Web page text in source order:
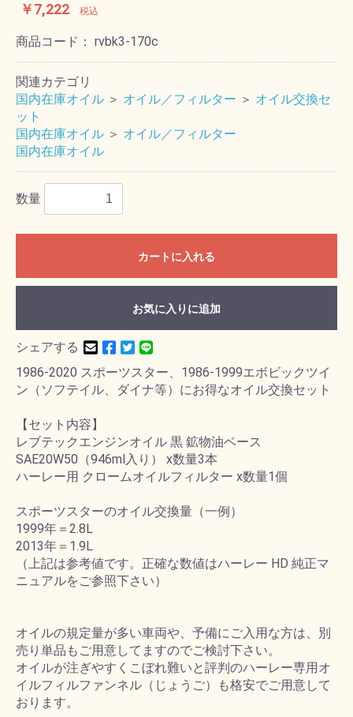
￥7,222 税込
商品コード： rvbk3-170c
関連カテゴリ
国内在庫オイル ＞ オイル／フィルター ＞ オイル交換セ
ット
国内在庫オイル ＞ オイル／フィルター
国内在庫オイル
数量
カートに入れる
お気に入りに追加
シェアする
1986-2020 スポーツスター、1986-1999エボビックツイ
ン（ソフテイル、ダイナ等）にお得なオイル交換セット
【セット内容】
レブテックエンジンオイル 黒 鉱物油ベース
SAE20W50（946ml入り） x数量3本
ハーレー用 クロームオイルフィルター x数量1個
スポーツスターのオイル交換量（一例）
1999年＝2.8L
2013年＝1.9L
（上記は参考値です。正確な数値はハーレー HD 純正マ
ニュアルをご参照下さい）
オイルの規定量が多い車両や、予備にご入用な方は、別
売り単品もご用意してますのでご検討下さい。
オイルが注ぎやすくこぼれ難いと評判のハーレー専用オ
イルフィルファンネル（じょうご）も格安でご用意して
おります。